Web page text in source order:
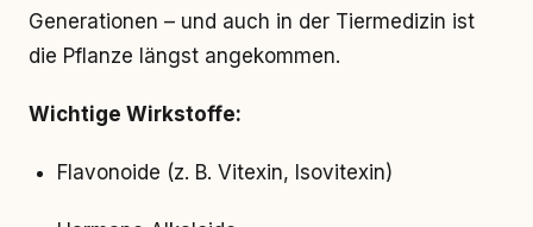
Generationen – und auch in der Tiermedizin ist
die Pflanze längst angekommen.
Wichtige Wirkstoffe:
Flavonoide (z. B. Vitexin, Isovitexin)